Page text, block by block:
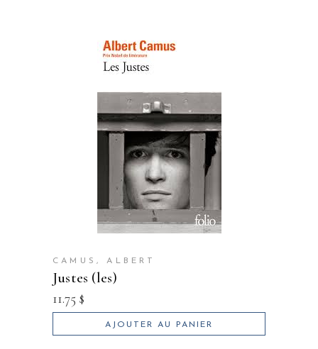
CAMUS, ALBERT
justes (les)
11.75 $
AJOUTER AU PANIER